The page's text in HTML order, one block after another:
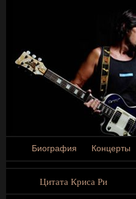
Биография Концерты
Цитата Криса Ри